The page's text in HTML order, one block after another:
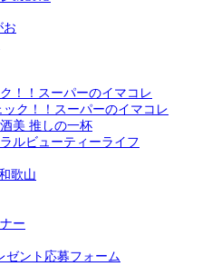
お
！！スーパーのイマコレ
ク！！スーパーのイマコレ
美 推しの一杯
ルビューティーライフ
歌山
ー
ゼント応募フォーム